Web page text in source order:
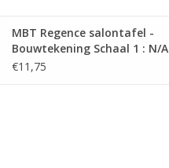
MBT Regence salontafel -
Bouwtekening Schaal 1 : N/A
(45.40.008)
€11,75